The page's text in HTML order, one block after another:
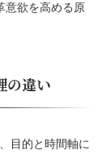
意欲を高める原
の違い
目的と時間軸に